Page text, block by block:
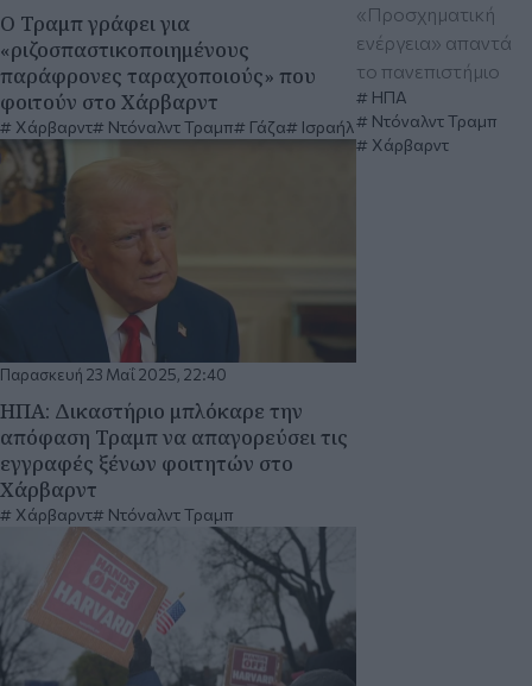
Ο Τραμπ γράφει για
«ριζοσπαστικοποιημένους
παράφρονες ταραχοποιούς» που
φοιτούν στο Χάρβαρντ
Χάρβαρντ Ντόναλντ Τραμπ Γάζα Ισραήλ
Παρασκευή 23 Μαΐ 2025, 22:40
ΗΠΑ: Δικαστήριο μπλόκαρε την
απόφαση Τραμπ να απαγορεύσει τις
εγγραφές ξένων φοιτητών στο
Χάρβαρντ
Χάρβαρντ Ντόναλντ Τραμπ
«Προσχηματική
ενέργεια» απαντά
το πανεπιστήμιο
ΗΠΑ
Ντόναλντ Τραμπ
Χάρβαρντ